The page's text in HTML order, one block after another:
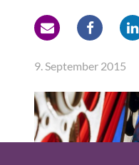
9. September 2015